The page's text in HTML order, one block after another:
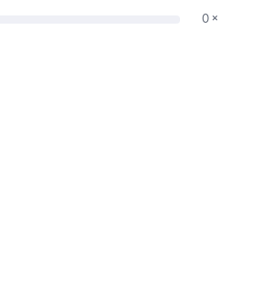
0 ×